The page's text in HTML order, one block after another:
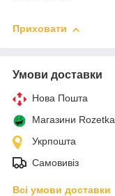
Приховати
Умови доставки
Нова Пошта
Магазини Rozetka
Укрпошта
Самовивіз
Всі умови доставки